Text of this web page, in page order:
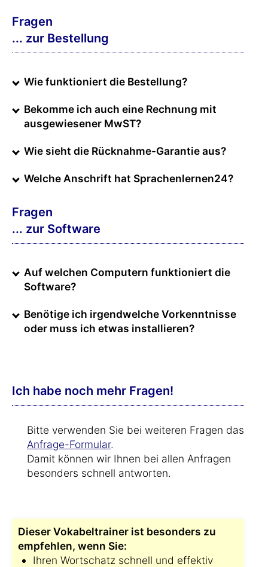
Fragen
... zur Bestellung
Wie funktioniert die Bestellung?
Bekomme ich auch eine Rechnung mit
ausgewiesener MwST?
Wie sieht die Rücknahme-Garantie aus?
Welche Anschrift hat Sprachenlernen24?
Fragen
... zur Software
Auf welchen Computern funktioniert die
Software?
Benötige ich irgendwelche Vorkenntnisse
oder muss ich etwas installieren?
Ich habe noch mehr Fragen!
Bitte verwenden Sie bei weiteren Fragen das
Anfrage-Formular.
Damit können wir Ihnen bei allen Anfragen
besonders schnell antworten.
Dieser Vokabeltrainer ist besonders zu
empfehlen, wenn Sie:
Ihren Wortschatz schnell und effektiv